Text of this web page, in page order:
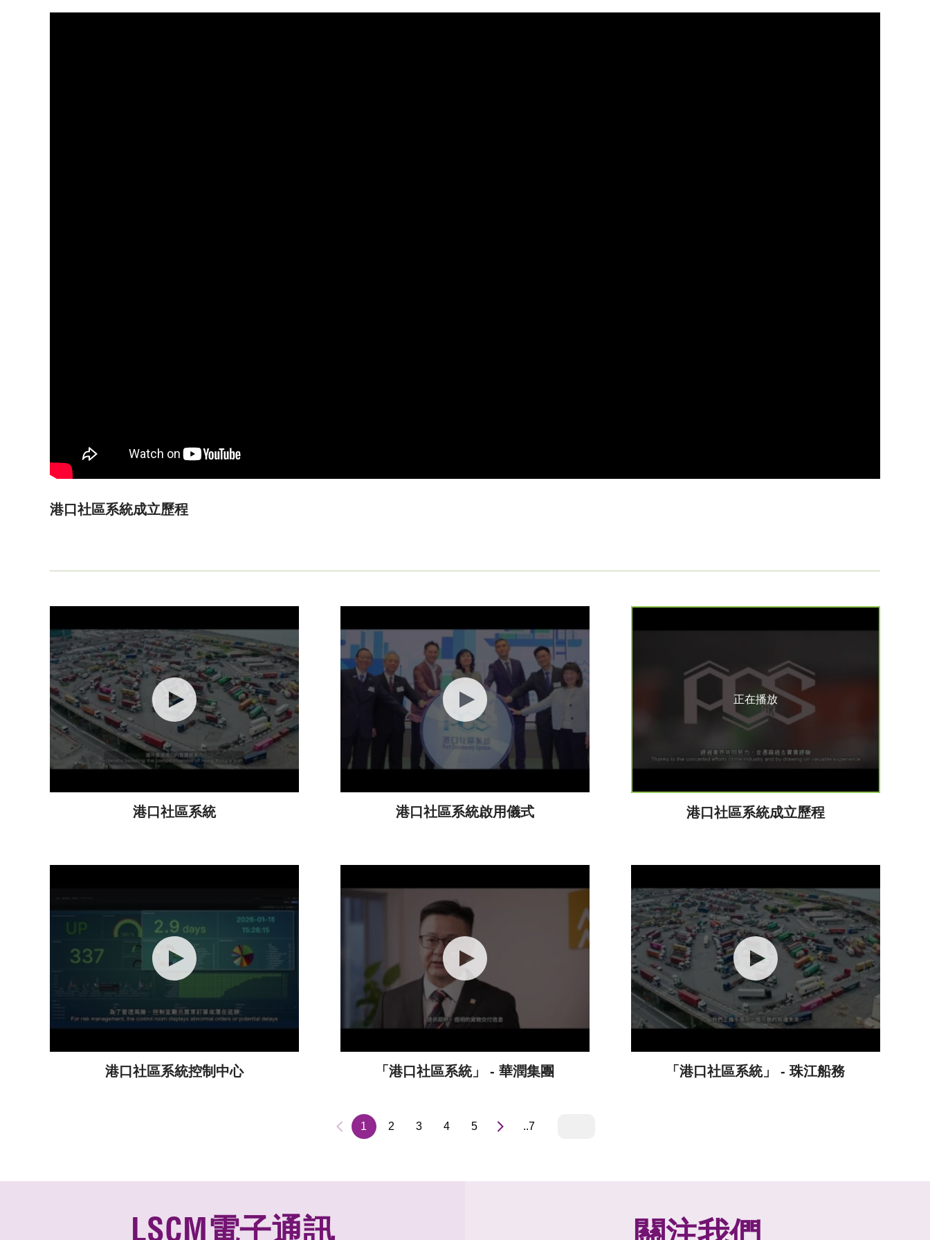
港口社區系統成立歷程
港口社區系統 港口社區系統啟用儀式
正在播放
港口社區系統成立歷程
港口社區系統控制中心 「港口社區系統」 - 華潤集團 「港口社區系統」 - 珠江船務
1 2 3 4 5 ..7